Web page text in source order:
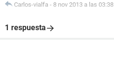
Carlos-vialfa - 8 nov 2013 a las 03:38
1 respuesta